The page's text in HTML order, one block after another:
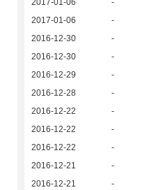
2017-01-06
-
2017-01-06
-
2016-12-30
-
2016-12-30
-
2016-12-29
-
2016-12-28
-
2016-12-22
-
2016-12-22
-
2016-12-22
-
2016-12-21
-
2016-12-21
-